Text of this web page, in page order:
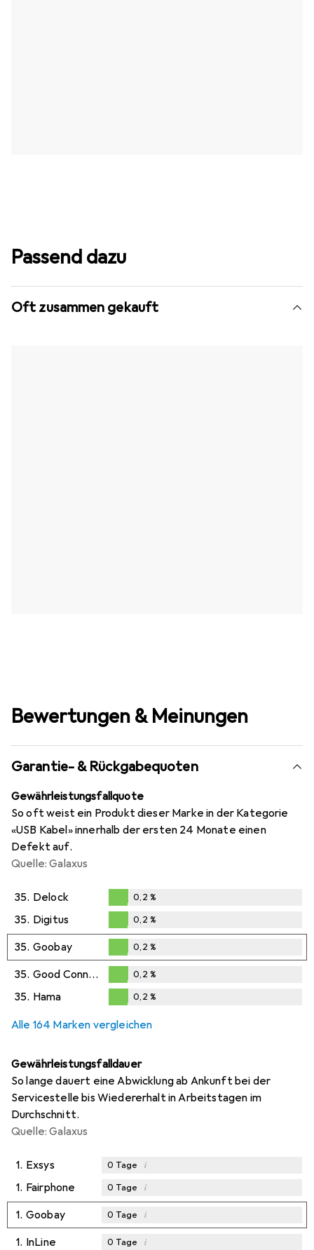
Passend dazu
Oft zusammen gekauft
Bewertungen & Meinungen
Garantie- & Rückgabequoten
Gewährleistungsfallquote
So oft weist ein Produkt dieser Marke in der Kategorie
«USB Kabel» innerhalb der ersten 24 Monate einen
Defekt auf.
Quelle: Galaxus
35. Delock
0,2%
0,2 %
35. Digitus
0,2%
0,2 %
35. Goobay
0,2%
0,2 %
35. Good Connections
0,2%
0,2 %
35. Hama 0,2 %
Alle 164 Marken vergleichen
Gewährleistungsfalldauer
So lange dauert eine Abwicklung ab Ankunft bei der
Servicestelle bis Wiedererhalt in Arbeitstagen im
Durchschnitt.
Quelle: Galaxus
1. Exsys 0 Tage i
1. Fairphone 0 Tage i
1. Goobay 0 Tage i
1. InLine 0 Tage i